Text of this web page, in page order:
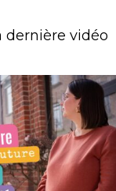
dernière vidéo